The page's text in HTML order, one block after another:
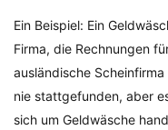
Ein Beispiel: Ein
Firma, die Rechnungen
ausländische
nie stattgefunden, aber
sich um Geldwäsche